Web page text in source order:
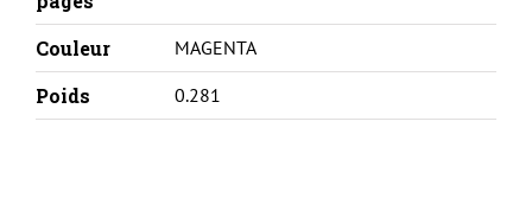
Couleur
MAGENTA
Poids 0.281